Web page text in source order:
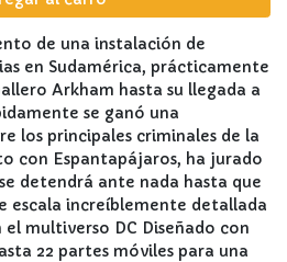
de una instalación de
en Sudamérica, prácticamente
Arkham hasta su llegada a
se ganó una
los principales criminales de la
con Espantapájaros, ha jurado
detendrá ante nada hasta que
escala increíblemente detallada
el multiverso DC Diseñado con
22 partes móviles para una